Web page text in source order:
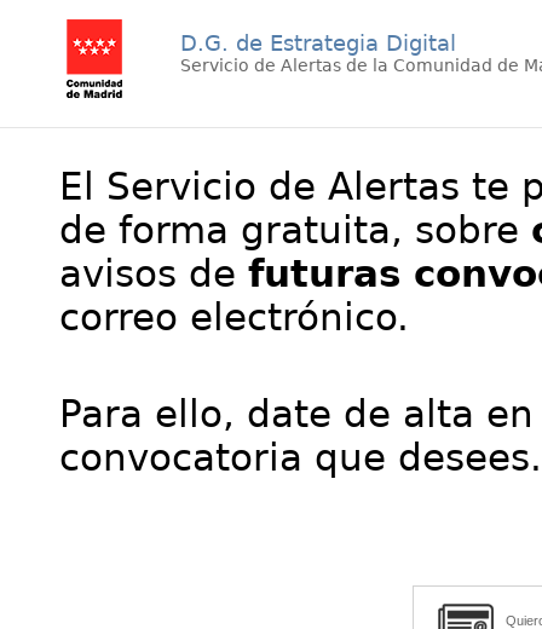
D.G. de Estrategia Digital
Servicio de Alertas de la Comunidad de
El Servicio de Alertas te
de forma gratuita, sobre
avisos de futuras
correo electrónico.
Para ello, date de alta
convocatoria que desees.